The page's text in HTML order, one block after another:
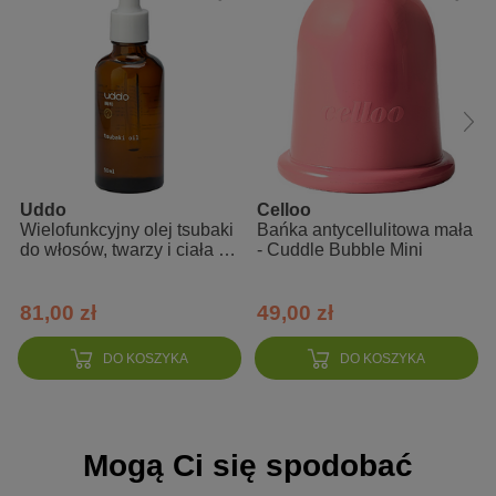
wygładza
naturalne składniki roślinne i pochodzenia roślinnego
nie zawiera parafiny i jej pochodnych, parabenów i silikonów
odpowiedni do każdego rodzaju skóry
dobrze się wchłania
Sposób użycia
Skład INCI
DO KOSZYKA
Uddo
Wielofunkcyjny olej tsubaki
do włosów, twarzy i ciała z
81,00 zł
DO KOSZYKA
Celloo
Bańka antycellulitowa mała
- Cuddle Bubble Mini
49,00 zł
Mogą Ci się spodobać